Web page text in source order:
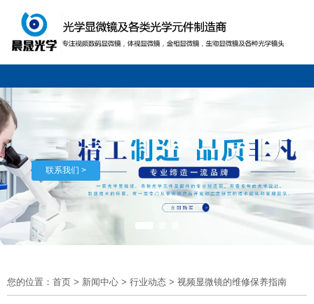
联系我们 >
您的位置：首页 > 新闻中心 > 行业动态 > 视频显微镜的维修保养指南